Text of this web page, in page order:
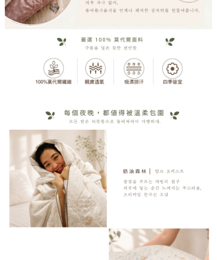
任。
４．使用「AFTEE先享後付」時，將依據個別帳號之用戶狀況，依本公司即
時審查核予不同之上限額度；若仍有額度不足之情形，本公司將視審查結果
５．嚴禁一人註冊多個帳號或使用他人資訊註冊。若發現惡意使用之情形，
恩沛科技股份有限公司將有權停止該用戶之使用額度並採取法律行動。